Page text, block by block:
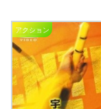
アクション